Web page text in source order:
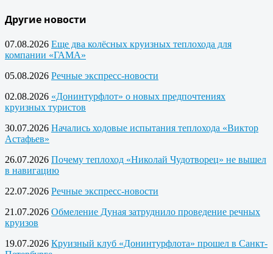
Другие новости
07.08.2026 Еще два колёсных круизных теплохода для
компании «ГАМА»
05.08.2026 Речные экспресс-новости
02.08.2026 «Донинтурфлот» о новых предпочтениях
круизных туристов
30.07.2026 Начались ходовые испытания теплохода «Виктор
Астафьев»
26.07.2026 Почему теплоход «Николай Чудотворец» не вышел
в навигацию
22.07.2026 Речные экспресс-новости
21.07.2026 Обмеление Дуная затруднило проведение речных
круизов
19.07.2026 Круизный клуб «Донинтурфлота» прошел в Санкт-